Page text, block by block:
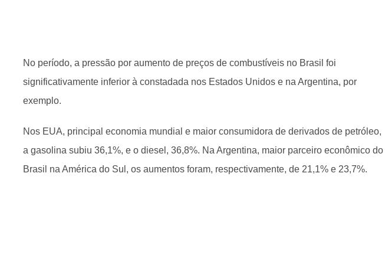
No período, a pressão por aumento de preços de combustíveis no Brasil foi
significativamente inferior à constadada nos Estados Unidos e na Argentina, por
exemplo.
Nos EUA, principal economia mundial e maior consumidora de derivados de petróleo,
a gasolina subiu 36,1%, e o diesel, 36,8%. Na Argentina, maior parceiro econômico do
Brasil na América do Sul, os aumentos foram, respectivamente, de 21,1% e 23,7%.